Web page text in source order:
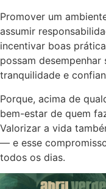
Promover um
assumir
incentivar boas
possam desempenhar
tranquilidade e
Porque, acima de
bem-estar de quem
Valorizar a vida
— e esse
todos os dias.